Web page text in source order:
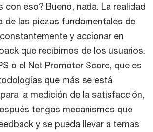
con eso? Bueno, nada. La realidad
de las piezas fundamentales de
y accionar en
que recibimos de los usuarios.
o el Net Promoter Score, que es
que más se está
la medición de la satisfacción,
tengas mecanismos que
y se pueda llevar a temas